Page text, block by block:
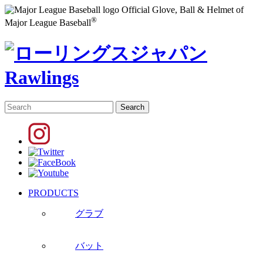
Official Glove, Ball & Helmet of
Major League Baseball®
PRODUCTS
グラブ
バット